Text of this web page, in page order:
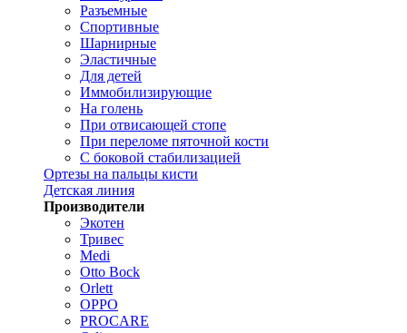
Разъемные
Спортивные
Шарнирные
Эластичные
Для детей
Иммобилизирующие
На голень
При отвисающей стопе
При переломе пяточной кости
С боковой стабилизацией
Ортезы на пальцы кисти
Детская линия
Производители
Экотен
Тривес
Medi
Otto Bock
Orlett
OPPO
PROCARE